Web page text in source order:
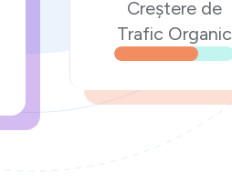
Creștere de
Trafic Organic